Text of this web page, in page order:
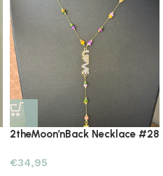
2theMoon’nBack Necklace #28
€34,95